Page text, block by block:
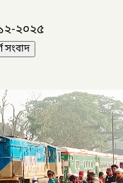
২০২৫
সংবাদ